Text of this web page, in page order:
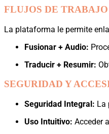
FLUJOS DE
La plataforma le permite
Fusionar + Audio:
Traducir + Resumir:
SEGURIDAD Y
Seguridad Integral: La
Uso Intuitivo: Acceder